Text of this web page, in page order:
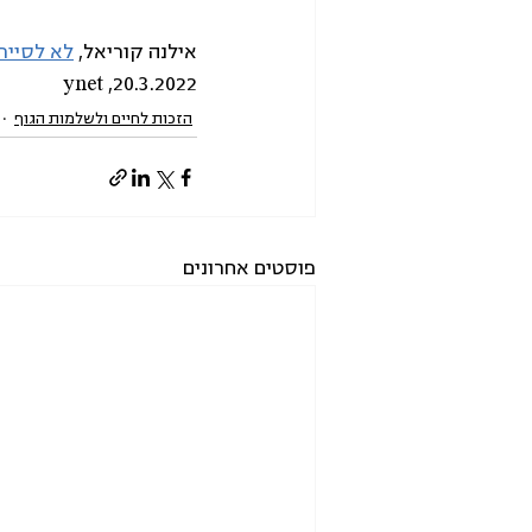
אילנה קוריאל, לא
20.3.2022, ynet
הזכות לחיים ולשלמות הגוף
פוסטים אחרונים